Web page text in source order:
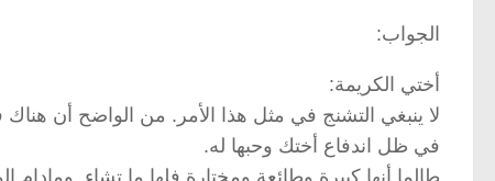
الجواب:
أختي الكريمة:
لا ينبغي التشنج في مثل هذا الأمر. من الواضح أن هناك
في ظل اندفاع أختك وحبها له.
طالما أنها كبيرة وطائعة ومختارة فلها ما تشاء.